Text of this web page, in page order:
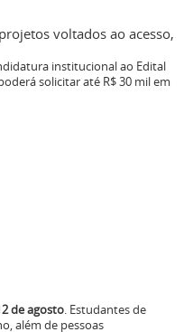
voltados ao acesso,
institucional ao Edital
solicitar até R$ 30 mil em
de agosto. Estudantes de
além de pessoas